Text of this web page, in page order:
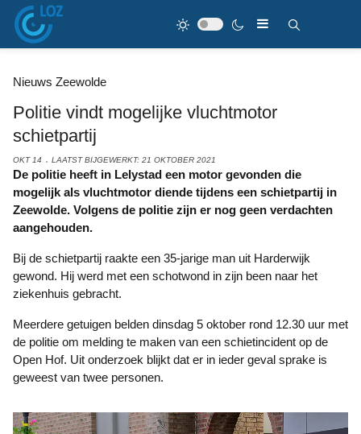
Nieuws Zeewolde
Politie vindt mogelijke vluchtmotor
schietpartij
OKT 14 LAATST BIJGEWERKT: 21 OKTOBER 2021
De politie heeft in Lelystad een motor gevonden die
mogelijk als vluchtmotor diende tijdens een schietpartij in
Zeewolde. Volgens de politie zijn er nog geen verdachten
aangehouden.
Bij de schietpartij raakte een 35-jarige man uit Harderwijk
gewond. Hij werd met een schotwond in zijn been naar het
ziekenhuis gebracht.
Meerdere getuigen belden dinsdag 5 oktober rond 12.30 uur met
de politie om melding te maken van een schietincident op de
Open Hof. Uit onderzoek blijkt dat er in ieder geval sprake is
geweest van twee personen.